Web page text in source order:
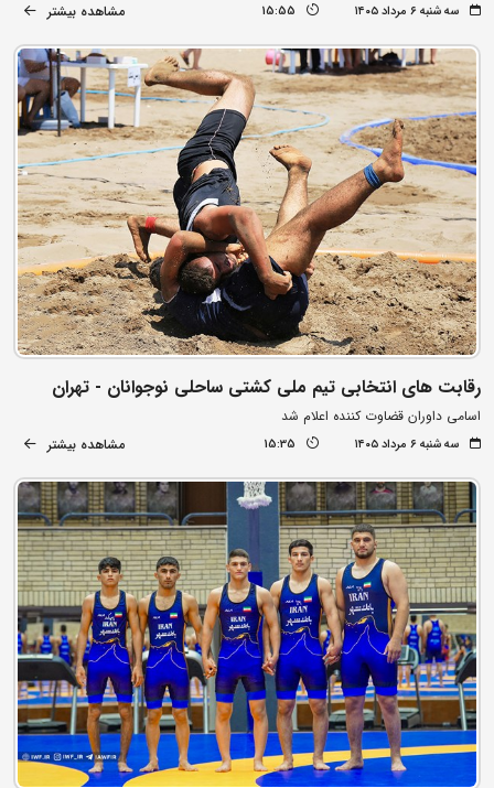
سه شنبه ۶ مرداد ۱۴۰۵ 15:55 مشاهده بیشتر
رقابت های انتخابی تیم ملی کشتی ساحلی نوجوانان - تهران
اسامی داوران قضاوت کننده اعلام شد
سه شنبه ۶ مرداد ۱۴۰۵ 15:35 مشاهده بیشتر